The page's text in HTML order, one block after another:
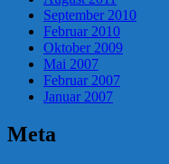
September 2010
Februar 2010
Oktober 2009
Mai 2007
Februar 2007
Januar 2007
Meta